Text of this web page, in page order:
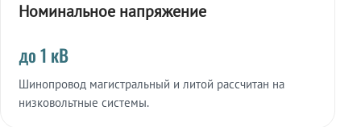
Номинальное напряжение
до 1 кВ
Шинопровод магистральный и литой рассчитан на
низковольтные системы.